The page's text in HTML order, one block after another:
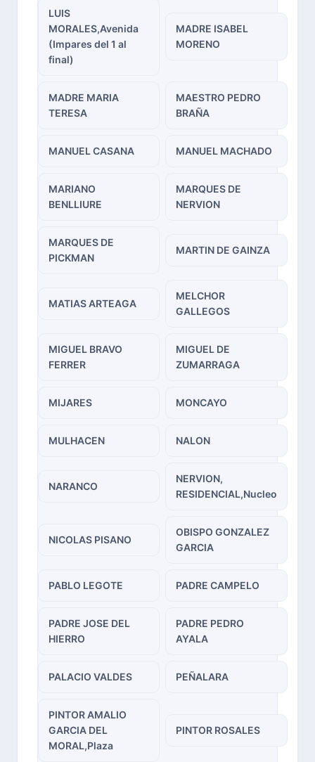
LUIS
MORALES,Avenida
(Impares del 1 al
final)
MADRE ISABEL
MORENO
MADRE MARIA
TERESA
MAESTRO PEDRO
BRAÑA
MANUEL CASANA MANUEL MACHADO
MARIANO
BENLLIURE
MARQUES DE
NERVION
MARQUES DE
PICKMAN
MARTIN DE GAINZA
MATIAS ARTEAGA
MELCHOR
GALLEGOS
MIGUEL BRAVO
FERRER
MIGUEL DE
ZUMARRAGA
MIJARES MONCAYO
MULHACEN NALON
NARANCO
NERVION,
RESIDENCIAL,Nucleo
NICOLAS PISANO
OBISPO GONZALEZ
GARCIA
PABLO LEGOTE PADRE CAMPELO
PADRE JOSE DEL
HIERRO
PADRE PEDRO
AYALA
PALACIO VALDES PEÑALARA
PINTOR AMALIO
GARCIA DEL
MORAL,Plaza
PINTOR ROSALES